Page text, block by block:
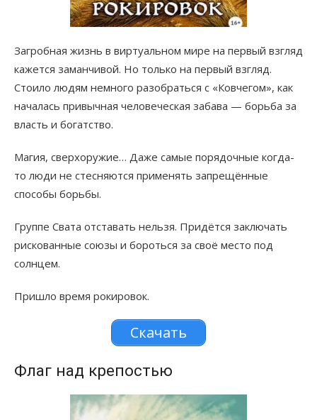
Загробная жизнь в виртуальном мире на первый взгляд
кажется заманчивой. Но только на первый взгляд.
Стоило людям немного разобраться с «Ковчегом», как
началась привычная человеческая забава — борьба за
власть и богатство.
Магия, сверхоружие… Даже самые порядочные когда-
то люди не стесняются применять запрещённые
способы борьбы.
Группе Свата отставать нельзя. Придётся заключать
рискованные союзы и бороться за своё место под
солнцем.
Пришло время рокировок.
Скачать
Флаг над крепостью